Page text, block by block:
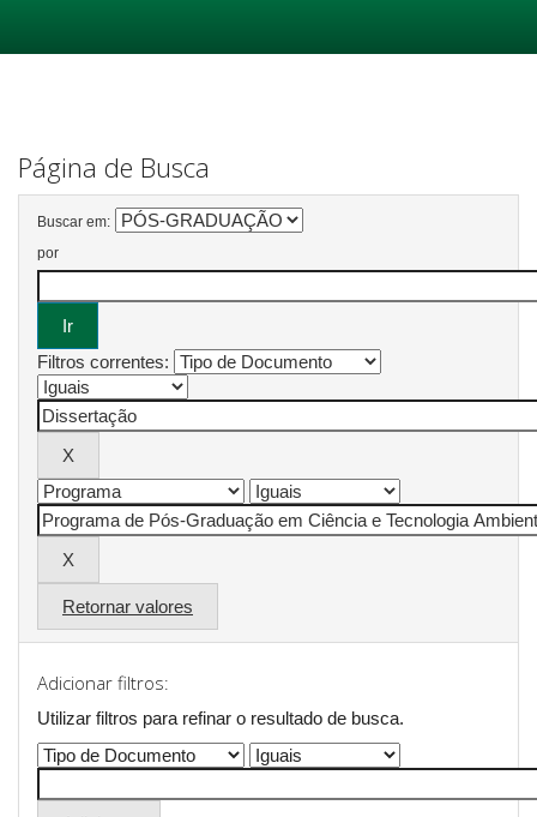
Página de Busca
Buscar em:
por
Filtros correntes:
Retornar valores
Adicionar filtros:
Utilizar filtros para refinar o resultado de busca.